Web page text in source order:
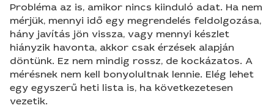
Probléma az is, amikor nincs kiinduló adat. Ha nem
mérjük, mennyi idő egy megrendelés feldolgozása,
hány javítás jön vissza, vagy mennyi készlet
hiányzik havonta, akkor csak érzések alapján
döntünk. Ez nem mindig rossz, de kockázatos. A
mérésnek nem kell bonyolultnak lennie. Elég lehet
egy egyszerű heti lista is, ha következetesen
vezetik.